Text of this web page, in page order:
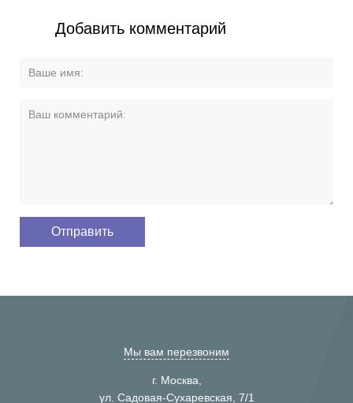
Добавить комментарий
Мы вам перезвоним
г. Москва,
ул. Садовая-Сухаревская, 7/1